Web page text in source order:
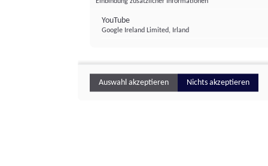
YouTube
Google Ireland Limited, Irland
Auswahl akzeptieren Nichts akzeptieren